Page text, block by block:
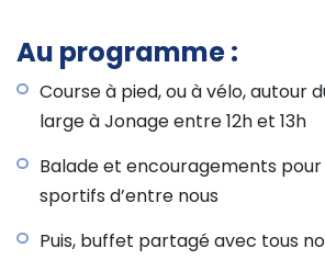
Au programme :
Course à pied, ou à vélo, autour
large à Jonage entre 12h et 13h
Balade et encouragements pour
sportifs d’entre nous
Puis, buffet partagé avec tous